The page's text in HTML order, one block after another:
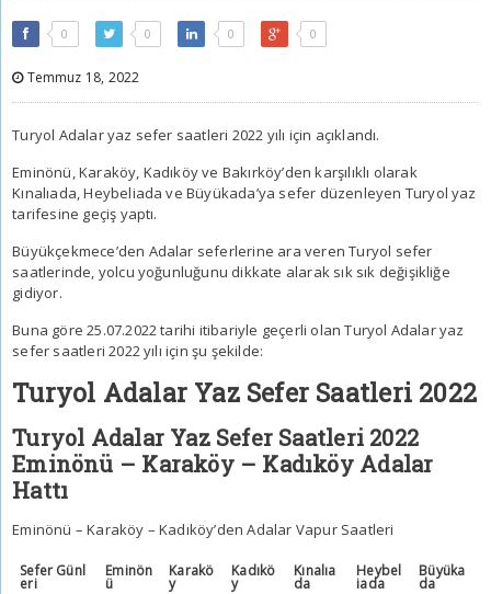
0 0 0 0
Temmuz 18, 2022
Turyol Adalar yaz sefer saatleri 2022 yılı için açıklandı.
Eminönü, Karaköy, Kadıköy ve Bakırköy’den karşılıklı olarak
Kınalıada, Heybeliada ve Büyükada’ya sefer düzenleyen Turyol yaz
tarifesine geçiş yaptı.
Büyükçekmece’den Adalar seferlerine ara veren Turyol sefer
saatlerinde, yolcu yoğunluğunu dikkate alarak sık sık değişikliğe
gidiyor.
Buna göre 25.07.2022 tarihi itibariyle geçerli olan Turyol Adalar yaz
sefer saatleri 2022 yılı için şu şekilde:
Turyol Adalar Yaz Sefer Saatleri 2022
Turyol Adalar Yaz Sefer Saatleri 2022
Eminönü – Karaköy – Kadıköy Adalar
Hattı
Eminönü – Karaköy – Kadıköy’den Adalar Vapur Saatleri
Sefer Günl
eri
Eminön
ü
Karakö
y
Kadıkö
y
Kınalıa
da
Heybel
iada
Büyüka
da